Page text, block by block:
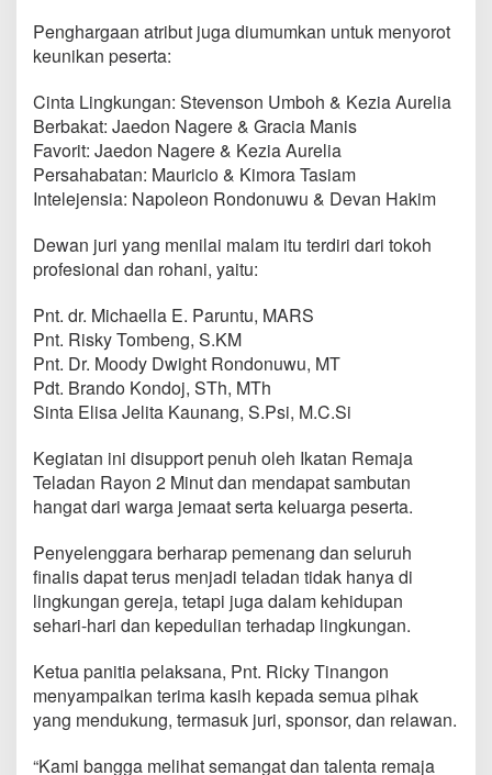
Penghargaan atribut juga diumumkan untuk menyorot
keunikan peserta:
Cinta Lingkungan: Stevenson Umboh & Kezia Aurelia
Berbakat: Jaedon Nagere & Gracia Manis
Favorit: Jaedon Nagere & Kezia Aurelia
Persahabatan: Mauricio & Kimora Tasiam
Intelejensia: Napoleon Rondonuwu & Devan Hakim
Dewan juri yang menilai malam itu terdiri dari tokoh
profesional dan rohani, yaitu:
Pnt. dr. Michaella E. Paruntu, MARS
Pnt. Risky Tombeng, S.KM
Pnt. Dr. Moody Dwight Rondonuwu, MT
Pdt. Brando Kondoj, STh, MTh
Sinta Elisa Jelita Kaunang, S.Psi, M.C.Si
Kegiatan ini disupport penuh oleh Ikatan Remaja
Teladan Rayon 2 Minut dan mendapat sambutan
hangat dari warga jemaat serta keluarga peserta.
Penyelenggara berharap pemenang dan seluruh
finalis dapat terus menjadi teladan tidak hanya di
lingkungan gereja, tetapi juga dalam kehidupan
sehari-hari dan kepedulian terhadap lingkungan.
Ketua panitia pelaksana, Pnt. Ricky Tinangon
menyampaikan terima kasih kepada semua pihak
yang mendukung, termasuk juri, sponsor, dan relawan.
“Kami bangga melihat semangat dan talenta remaja